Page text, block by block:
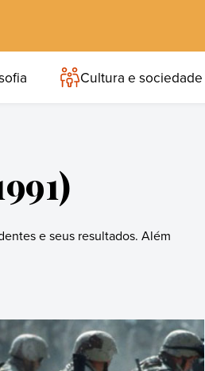
Cultura e sociedade
e seus resultados. Além